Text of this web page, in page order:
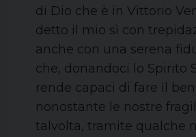
di Dio che è in Vittorio
detto il mio sì con
anche con una serena
che, donandoci lo Spirito
rende capaci di fare il
nonostante le nostre
talvolta, tramite qualche